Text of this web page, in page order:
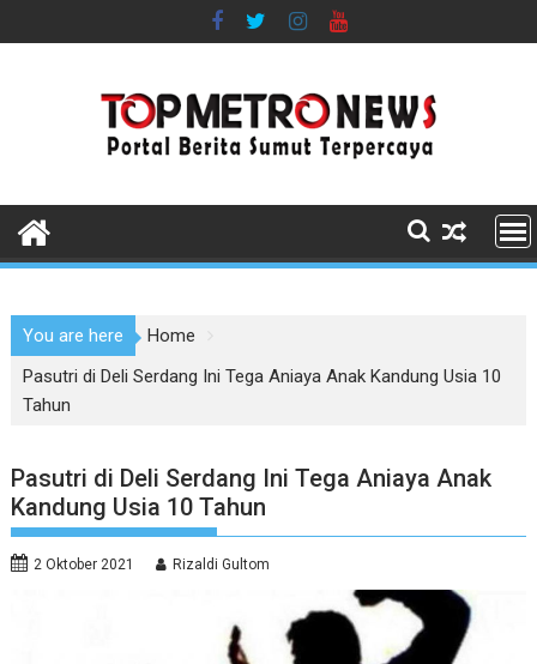
to
You are here
Home
Pasutri di Deli Serdang Ini Tega Aniaya Anak Kandung Usia 10
Tahun
Pasutri di Deli Serdang Ini Tega Aniaya Anak
Kandung Usia 10 Tahun
2 Oktober 2021 Rizaldi Gultom